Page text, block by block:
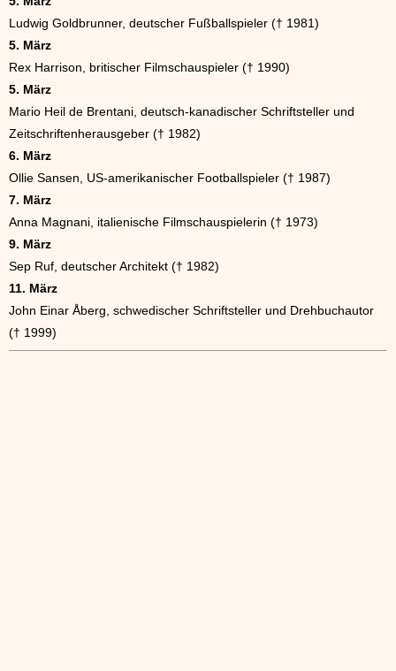
Ludwig Goldbrunner, deutscher Fußballspieler († 1981)
5. März
Rex Harrison, britischer Filmschauspieler († 1990)
5. März
Mario Heil de Brentani, deutsch-kanadischer Schriftsteller und
Zeitschriftenherausgeber († 1982)
6. März
Ollie Sansen, US-amerikanischer Footballspieler († 1987)
7. März
Anna Magnani, italienische Filmschauspielerin († 1973)
9. März
Sep Ruf, deutscher Architekt († 1982)
11. März
John Einar Åberg, schwedischer Schriftsteller und Drehbuchautor
(† 1999)